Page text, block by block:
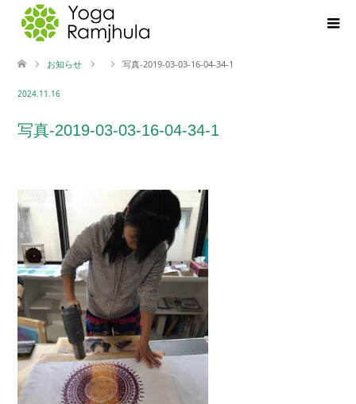
お知らせ 写真-2019-03-03-16-04-34-1
2024.11.16
写真-2019-03-03-16-04-34-1